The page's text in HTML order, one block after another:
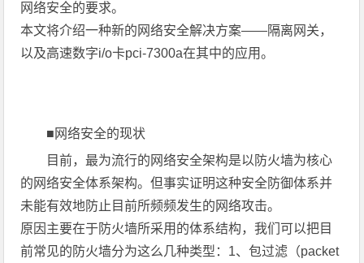
网络安全的要求。
本文将介绍一种新的网络安全解决方案——隔离网关，
以及高速数字i/o卡pci-7300a在其中的应用。
■网络安全的现状
目前，最为流行的网络安全架构是以防火墙为核心
的网络安全体系架构。但事实证明这种安全防御体系并
未能有效地防止目前所频频发生的网络攻击。
原因主要在于防火墙所采用的体系结构，我们可以把目
前常见的防火墙分为这么几种类型：1、包过滤（packet